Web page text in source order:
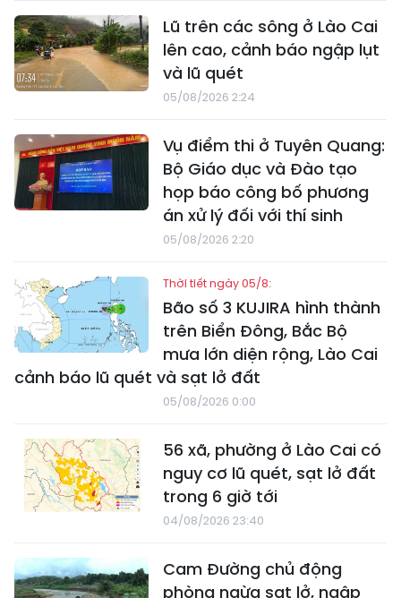
Lũ trên các sông ở Lào Cai
lên cao, cảnh báo ngập lụt
và lũ quét
05/08/2026 2:24
Vụ điểm thi ở Tuyên Quang:
Bộ Giáo dục và Đào tạo
họp báo công bố phương
án xử lý đối với thí sinh
05/08/2026 2:20
Thời tiết ngày 05/8:
Bão số 3 KUJIRA hình thành
trên Biển Đông, Bắc Bộ
mưa lớn diện rộng, Lào Cai
cảnh báo lũ quét và sạt lở đất
05/08/2026 0:00
56 xã, phường ở Lào Cai có
nguy cơ lũ quét, sạt lở đất
trong 6 giờ tới
04/08/2026 23:40
Cam Đường chủ động
phòng ngừa sạt lở, ngập